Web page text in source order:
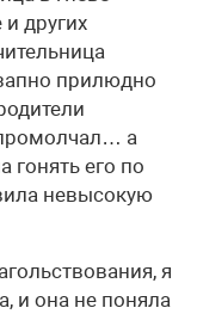
других
прилюдно
а
гонять его по
невысокую
я
и она не поняла